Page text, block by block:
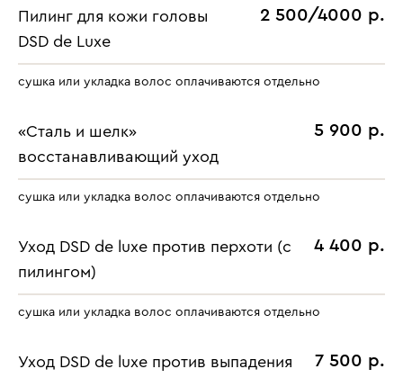
Пилинг для кожи головы
DSD de Luxe
2 500/4000 р.
сушка или укладка волос оплачиваются отдельно
«Сталь и шелк»
восстанавливающий уход
5 900 р.
сушка или укладка волос оплачиваются отдельно
Уход DSD de luxe против перхоти (с
пилингом)
4 400 р.
сушка или укладка волос оплачиваются отдельно
Уход DSD de luxe против выпадения
7 500 р.